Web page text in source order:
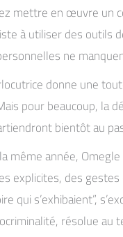
mettre en œuvre
à utiliser des
ne
donne une
pour beaucoup, la
bientôt au
année,
explicites, des
qui s’exhibaient”,
résolue